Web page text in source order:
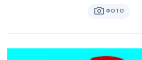
ФОТО